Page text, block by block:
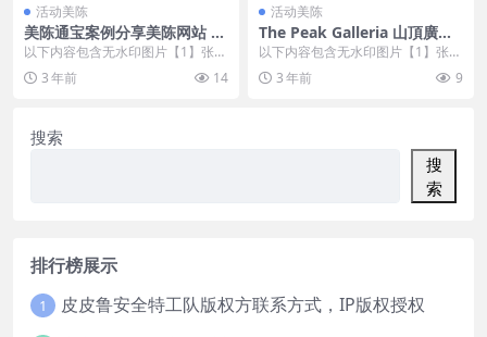
活动美陈
美陈通宝案例分享美陈网站 (4
10)
以下内容包含无水印图片【1】张
，开通会员无障碍浏览 开通VIP会
员 3 年前 14
活动美陈
The Peak Galleria 山頂廣場
美陈案例美陈网站美陈前沿 (3
以下内容包含无水印图片【1】张
，开通会员无障碍浏览 开通VIP会
员 3 年前 9
搜索
搜
索
排行榜展示
1 皮皮鲁安全特工队版权方联系方式，IP版权授权